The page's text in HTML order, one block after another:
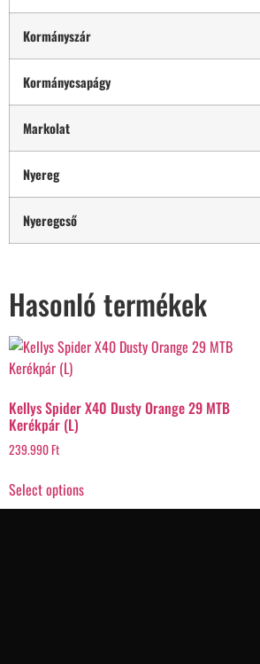
Kormányszár
Kormánycsapágy
Markolat
Nyereg
Nyeregcső
Hasonló termékek
Kellys Spider X40 Dusty Orange 29 MTB
Kerékpár (L)
239.990Ft
Select options